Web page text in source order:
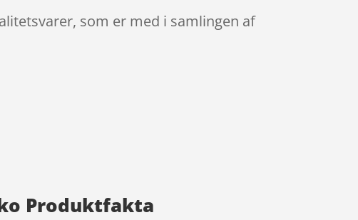
som er med i samlingen af
Produktfakta